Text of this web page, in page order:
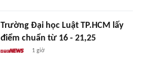
Trường Đại học Luật TP.HCM lấy
điểm chuẩn từ 16 - 21,25
1 giờ